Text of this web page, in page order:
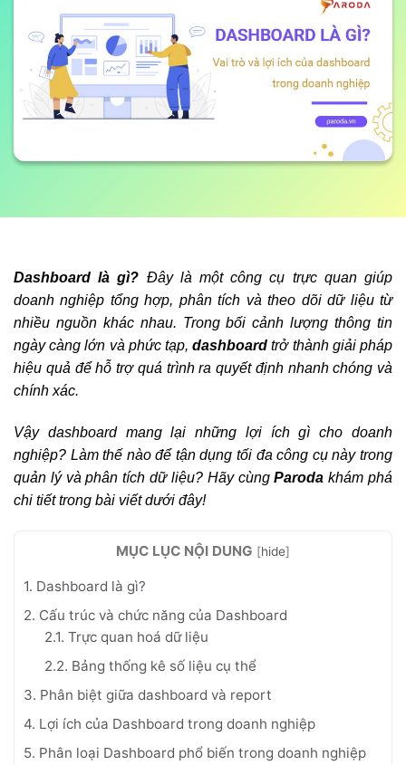
Dashboard là gì? Đây là một công cụ trực quan giúp
doanh nghiệp tổng hợp, phân tích và theo dõi dữ liệu từ
nhiều nguồn khác nhau. Trong bối cảnh lượng thông tin
ngày càng lớn và phức tạp,dashboard trở thành giải pháp
hiệu quả để hỗ trợ quá trình ra quyết định nhanh chóng và
chính xác.
Vậy dashboard mang lại những lợi ích gì cho doanh
nghiệp? Làm thế nào để tận dụng tối đa công cụ này trong
quản lý và phân tích dữ liệu? Hãy cùngParoda khám phá
chi tiết trong bài viết dưới đây!
MỤC LỤC NỘI DUNG [hide]
1. Dashboard là gì?
2. Cấu trúc và chức năng của Dashboard
2.1. Trực quan hoá dữ liệu
2.2. Bảng thống kê số liệu cụ thể
3. Phân biệt giữa dashboard và report
4. Lợi ích của Dashboard trong doanh nghiệp
5. Phân loại Dashboard phổ biến trong doanh nghiệp